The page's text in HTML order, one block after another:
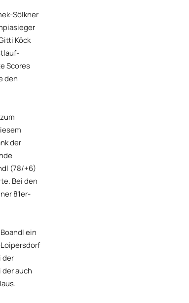
Sölkner
Köck
Scores
den
der
(78/+6)
Bei den
81er-
ein
der
auch